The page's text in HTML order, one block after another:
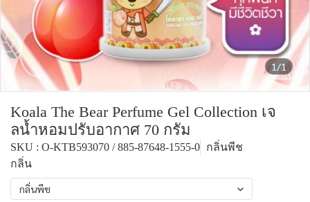
1/1
Koala The Bear Perfume Gel Collection เจ
ลน้ำหอมปรับอากาศ 70 กรัม
SKU : O-KTB593070 / 885-87648-1555-0 กลิ่นพีช
กลิ่น
กลิ่นพีช